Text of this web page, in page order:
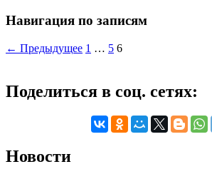
Навигация по записям
← Предыдущее 1 … 5 6
Поделиться в соц. сетях:
Новости